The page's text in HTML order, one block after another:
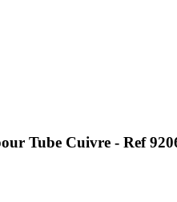
Tube Cuivre - Ref